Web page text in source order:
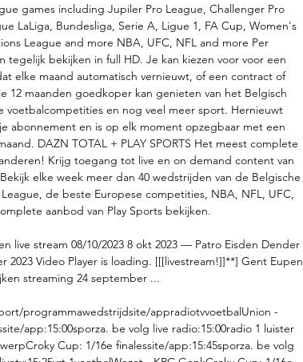
games including Jupiler Pro League, Challenger Pro
LaLiga, Bundesliga, Serie A, Ligue 1, FA Cup, Women's
League and more NBA, UFC, NFL and more Per
tegelijk bekijken in full HD. Je kan kiezen voor voor een
elke maand automatisch vernieuwt, of een contract of
12 maanden goedkoper kan genieten van het Belgisch
voetbalcompetities en nog veel meer sport. Hernieuwt
abonnement en is op elk moment opzegbaar met een
DAZN TOTAL + PLAY SPORTS Het meest complete
Krijg toegang tot live en on demand content van
elke week meer dan 40 wedstrijden van de Belgische
de beste Europese competities, NBA, NFL, UFC,
aanbod van Play Sports bekijken.
live stream 08/10/2023 8 okt 2023 — Patro Eisden Dender
2023 Video Player is loading. [[[livestream!]]**] Gent Eupen
streaming 24 september ...
programmawedstrijdsite/appradiotvvoetbalUnion -
app:15:00sporza. be volg live radio:15:00radio 1 luister
Cup: 1/16e finalessite/app:15:45sporza. be volg